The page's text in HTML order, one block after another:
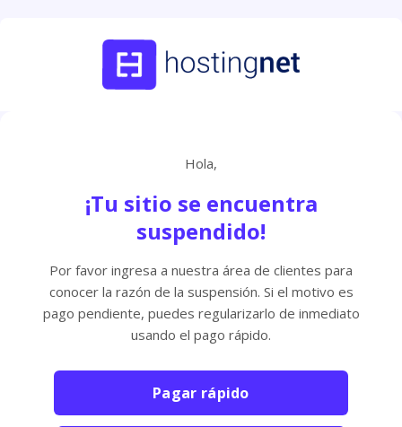
Hola,
¡Tu sitio se encuentra
suspendido!
Por favor ingresa a nuestra área de clientes para
conocer la razón de la suspensión. Si el motivo es
pago pendiente, puedes regularizarlo de inmediato
usando el pago rápido.
Pagar rápido